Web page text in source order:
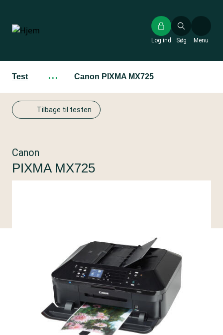
hovedindhold
Søg
Log ind Menu
Test ··· Canon PIXMA MX725
Tilbage til testen
Canon
PIXMA MX725